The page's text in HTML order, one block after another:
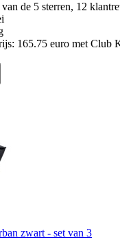
de 5 sterren, 12
165.75 euro met Club
zwart - set van 3